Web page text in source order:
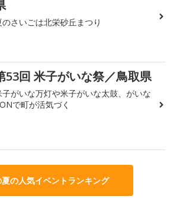
のさいごは北栄砂丘まつり
53回 米子がいな祭／鳥取県
子がいな万灯や米子がいな太鼓、がいな
で町が活気づく
の人気イベントランキング